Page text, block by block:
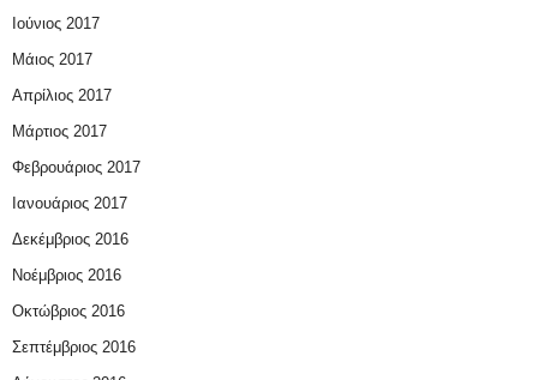
Ιούνιος 2017
Μάιος 2017
Απρίλιος 2017
Μάρτιος 2017
Φεβρουάριος 2017
Ιανουάριος 2017
Δεκέμβριος 2016
Νοέμβριος 2016
Οκτώβριος 2016
Σεπτέμβριος 2016